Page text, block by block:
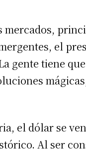
el
gente tiene
el dólar se
Al ser